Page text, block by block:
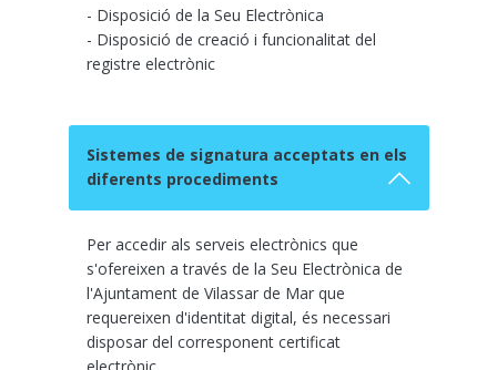
- Disposició de la Seu Electrònica
- Disposició de creació i funcionalitat del
registre electrònic
Sistemes de signatura acceptats en els
diferents procediments
Per accedir als serveis electrònics que
s'ofereixen a través de la Seu Electrònica de
l'Ajuntament de Vilassar de Mar que
requereixen d'identitat digital, és necessari
disposar del corresponent certificat